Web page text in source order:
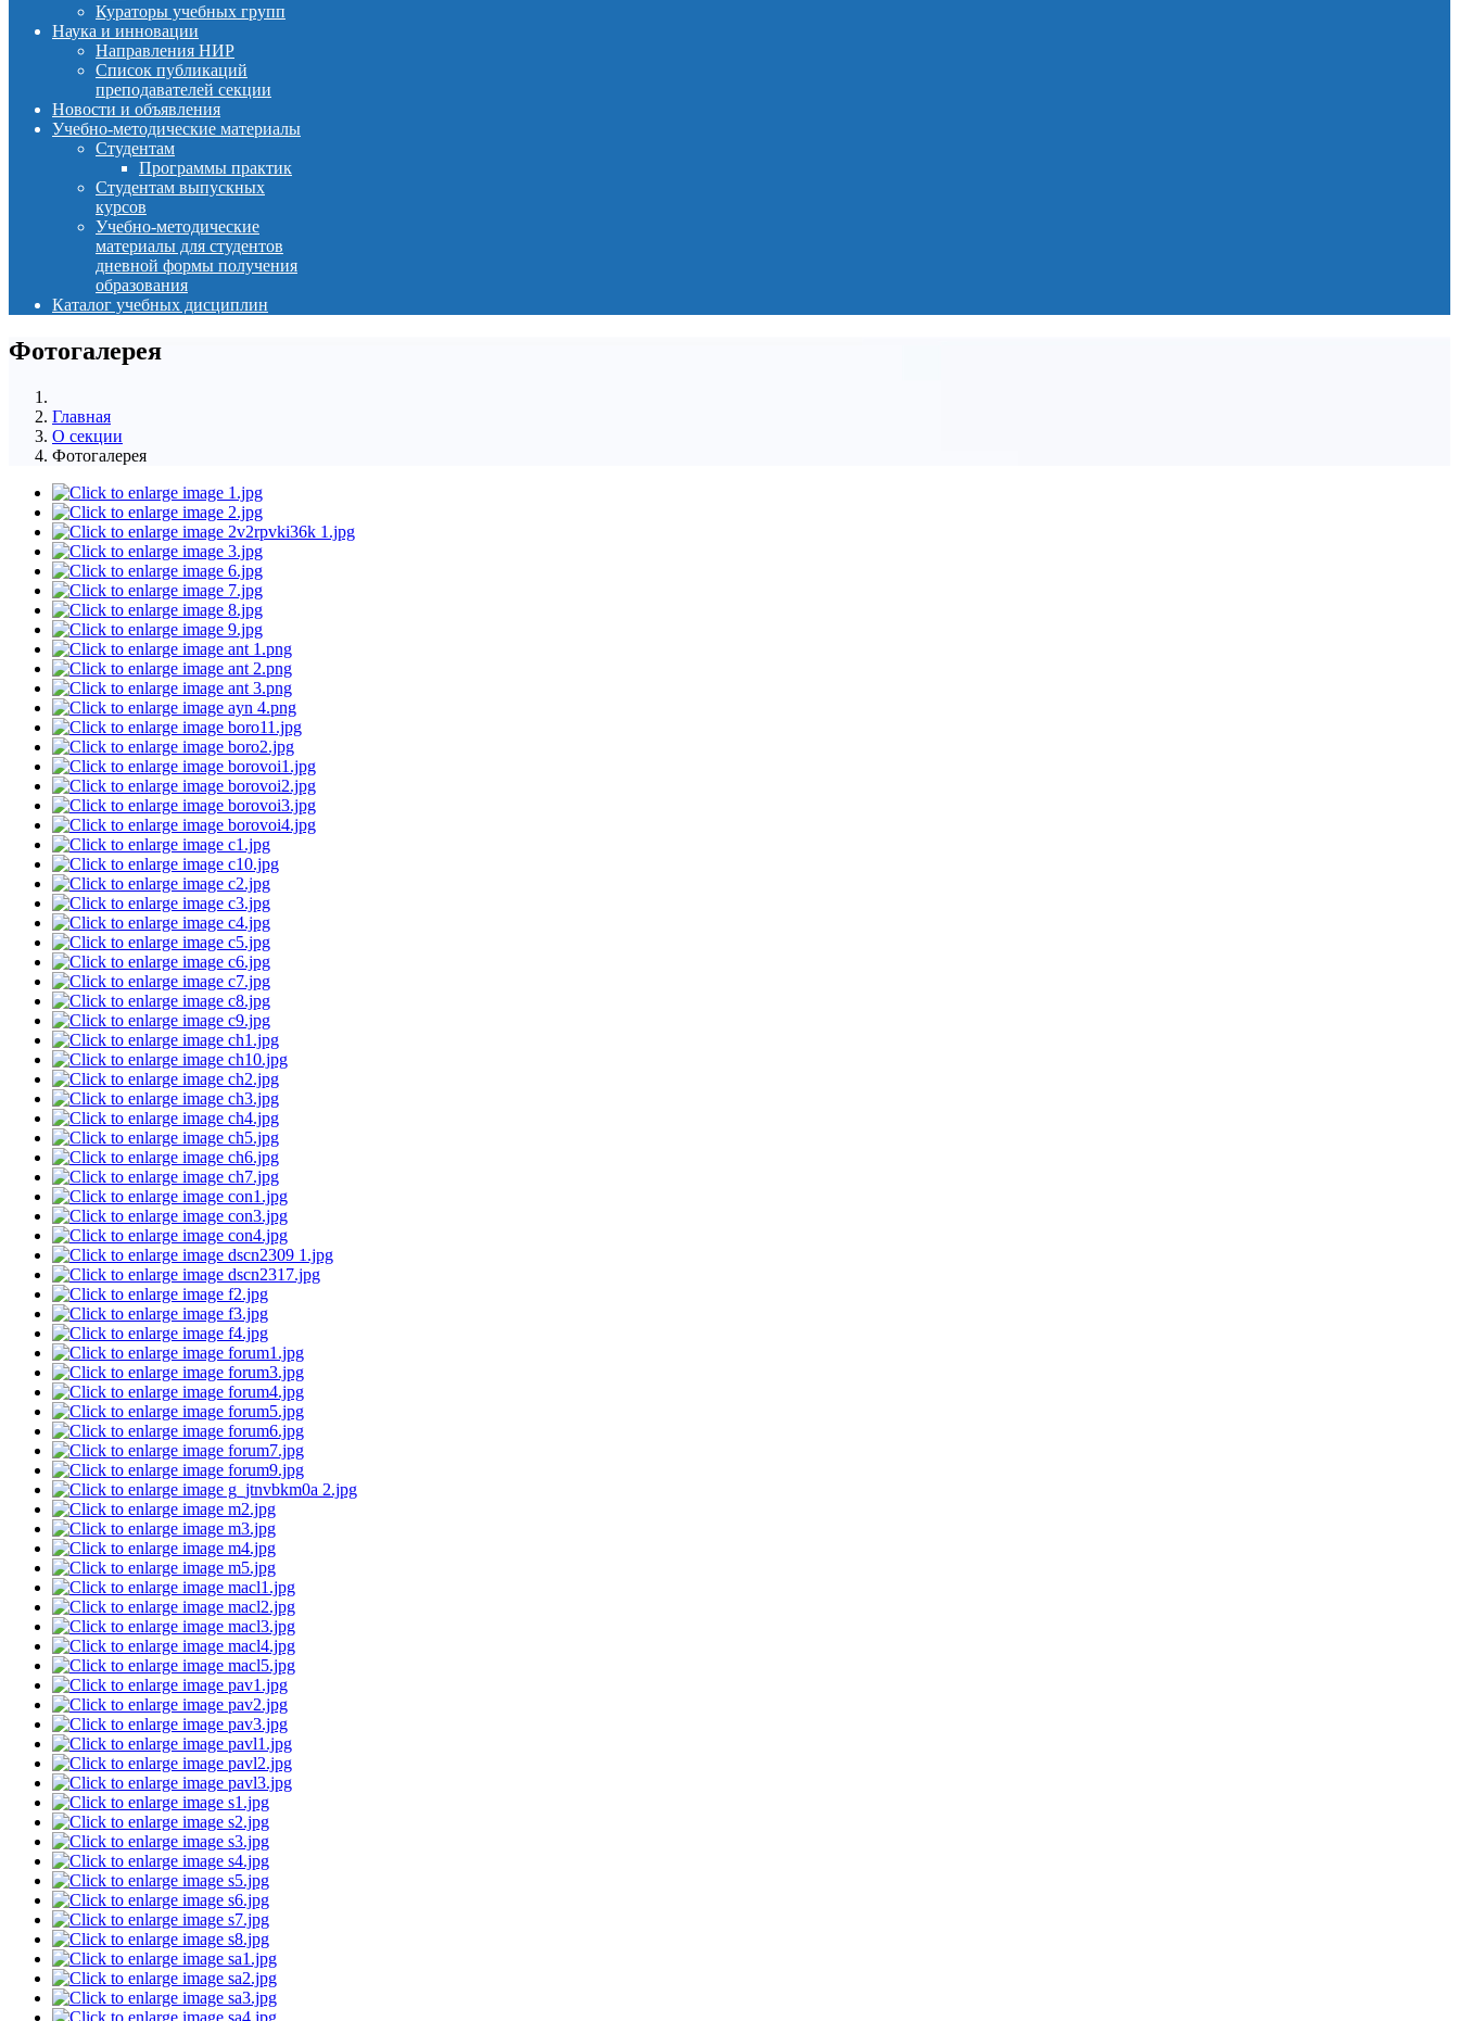
Кураторы учебных групп
Наука и инновации
Направления НИР
Список публикаций
преподавателей секции
Новости и объявления
Учебно-методические материалы
Студентам
Программы практик
Студентам выпускных
курсов
Учебно-методические
материалы для студентов
дневной формы получения
образования
Каталог учебных дисциплин
Фотогалерея
Главная
О секции
Фотогалерея